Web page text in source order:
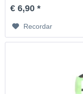
€ 6,90 *
Recordar